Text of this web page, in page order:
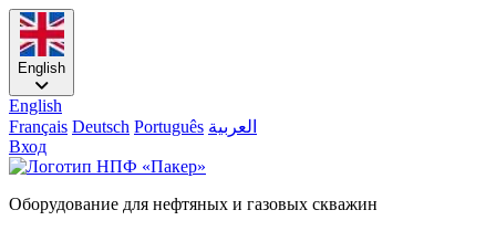
English
English
Français Deutsch Português العربية
Вход
Оборудование для нефтяных и газовых скважин